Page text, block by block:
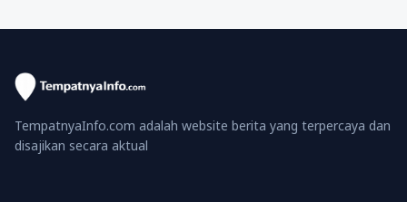
TempatnyaInfo.com adalah website berita yang terpercaya dan
disajikan secara aktual